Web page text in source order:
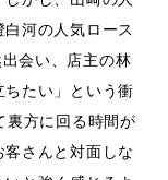
河の人気ロース
出会い、店主の林
ちたい」という衝
裏方に回る時間が
さんと対面しな